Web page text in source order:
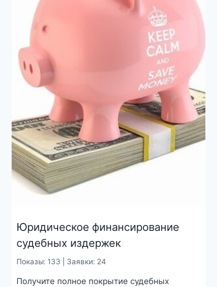
Юридическое финансирование
судебных издержек
Показы: 133 | Заявки: 24
Получите полное покрытие судебных